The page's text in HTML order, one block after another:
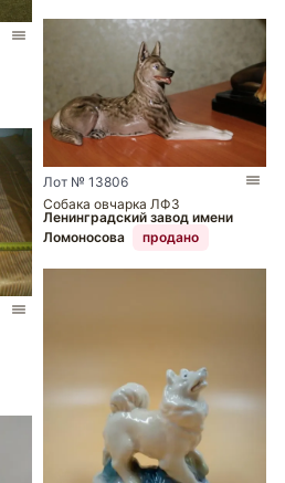
Лот № 13806
Собака овчарка ЛФЗ
Ленинградский завод имени
Ломоносова
продано